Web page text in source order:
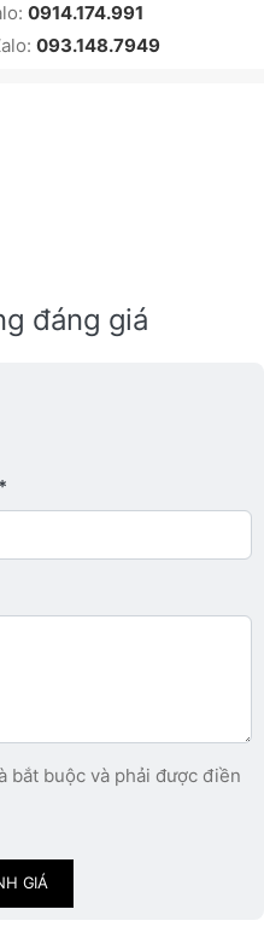
0914.174.991
093.148.7949
đáng giá
4 trên 5
3 trên 5 sao.
5 sao.
5 sao. Xấu
bắt buộc và phải được điền
GIÁ